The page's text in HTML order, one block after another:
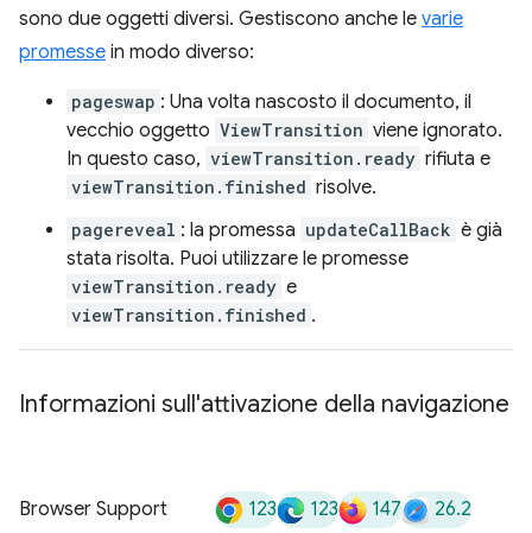
sono due oggetti diversi. Gestiscono anche le varie
promesse in modo diverso:
pageswap : Una volta nascosto il documento, il
vecchio oggetto ViewTransition viene ignorato.
In questo caso, viewTransition.ready rifiuta e
viewTransition.finished risolve.
pagereveal : la promessa updateCallBack è già
stata risolta. Puoi utilizzare le promesse
viewTransition.ready e
viewTransition.finished .
Informazioni sull'attivazione della navigazione
Browser Support 123 123 147 26.2